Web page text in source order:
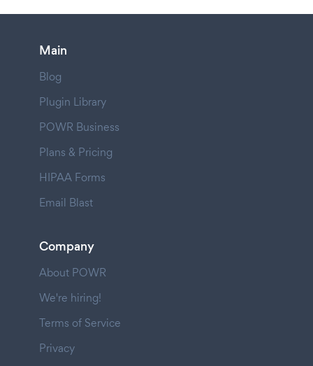
Main
Blog
Plugin Library
POWR Business
Plans & Pricing
HIPAA Forms
Email Blast
Company
About POWR
We're hiring!
Terms of Service
Privacy